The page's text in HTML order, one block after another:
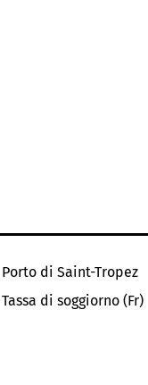
Porto di Saint-Tropez
Tassa di soggiorno (Fr)